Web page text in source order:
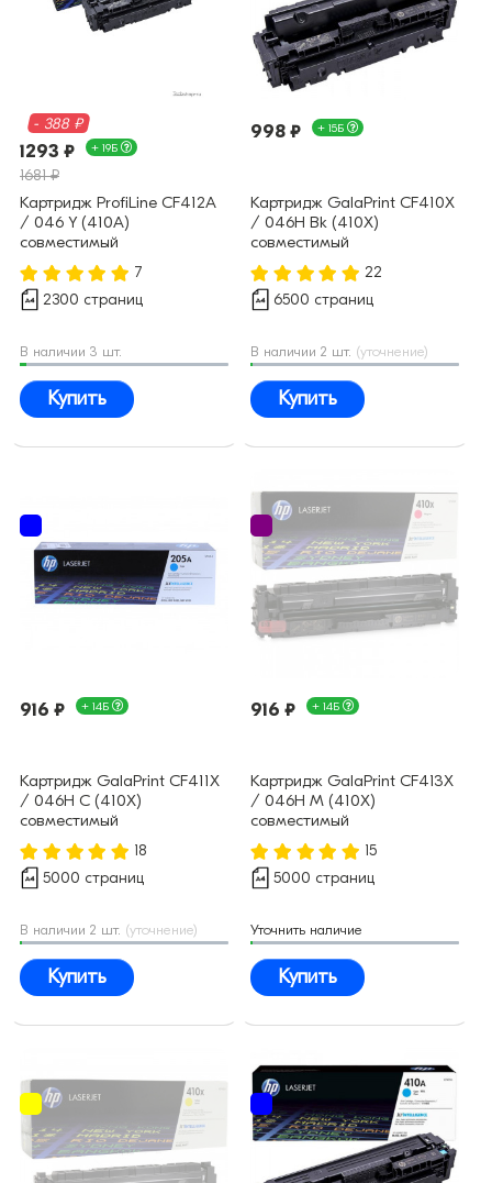
- 388 ₽
1293 ₽ + 19Б
1681 ₽
Картридж ProfiLine CF412A
/ 046 Y (410A)
совместимый
7
2300 страниц
В наличии 3 шт.
Купить
998 ₽ + 15Б
Картридж GalaPrint CF410X
/ 046H Bk (410X)
совместимый
22
6500 страниц
В наличии 2 шт. (уточнение)
Купить
916 ₽ + 14Б
Картридж GalaPrint CF411X
/ 046H C (410X)
совместимый
18
5000 страниц
В наличии 2 шт. (уточнение)
Купить
916 ₽ + 14Б
Картридж GalaPrint CF413X
/ 046H M (410X)
совместимый
15
5000 страниц
Уточнить наличие
Купить